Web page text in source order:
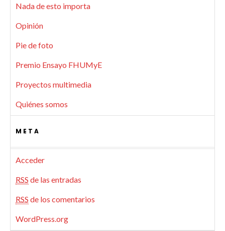
Nada de esto importa
Opinión
Pie de foto
Premio Ensayo FHUMyE
Proyectos multimedia
Quiénes somos
META
Acceder
RSS de las entradas
RSS de los comentarios
WordPress.org